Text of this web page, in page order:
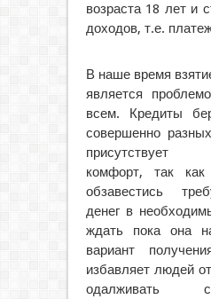
возраста 18 лет и
доходов, т.е.
В наше время
является
всем. Кредиты
совершенно
присутствует
комфорт, так как
обзавестись
денег в
ждать пока она
вариант
избавляет людей
одалживать